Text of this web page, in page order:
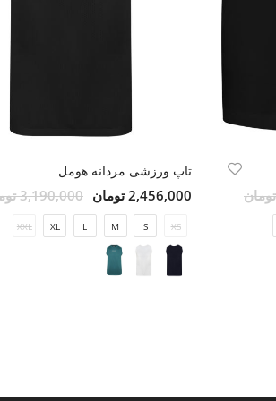
تاپ ورزشی مردانه هومل
2,456,000 تومان 3,190,000 تومان
XS
S
M
L
XL
XXL